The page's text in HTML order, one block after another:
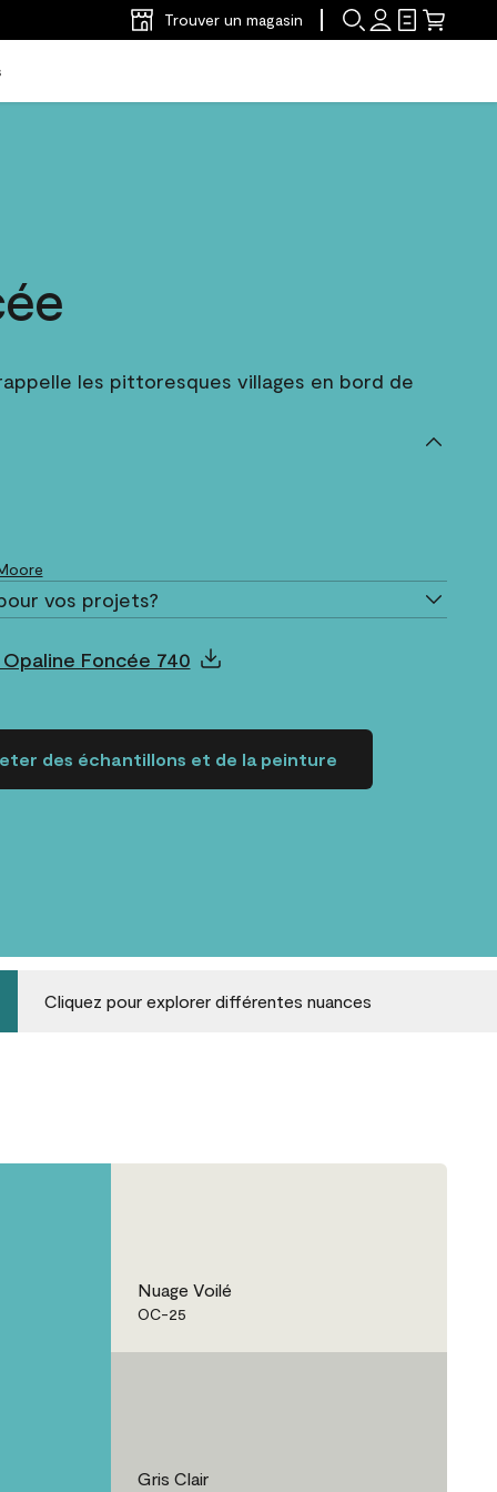
Trouver un magasin
les pittoresques villages en bord de
vos projets?
Foncée 740
des échantillons et de la peinture
Cliquez pour explorer différentes nuances
Nuage Voilé
OC-25
Gris Clair